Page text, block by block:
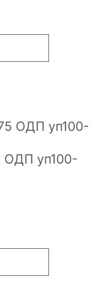
ОДП уп100-